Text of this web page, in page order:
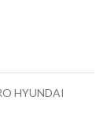
HYUNDAI